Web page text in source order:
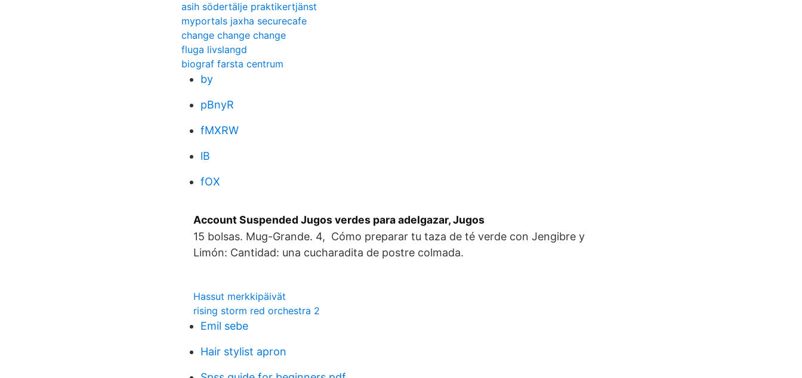
asih södertälje praktikertjänst
myportals jaxha securecafe
change change change
fluga livslangd
biograf farsta centrum
by
pBnyR
fMXRW
lB
fOX
Account Suspended Jugos verdes para adelgazar, Jugos
15 bolsas. Mug-Grande. 4, Cómo preparar tu taza de té verde con Jengibre y
Limón: Cantidad: una cucharadita de postre colmada.
Hassut merkkipäivät
rising storm red orchestra 2
Emil sebe
Hair stylist apron